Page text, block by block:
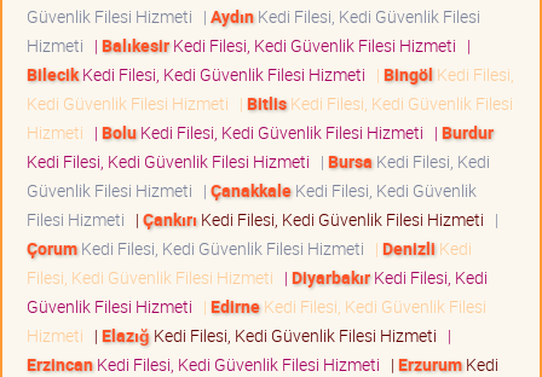
Güvenlik Filesi Hizmeti | AydınKedi Filesi, Kedi Güvenlik Filesi
Hizmeti | BalıkesirKedi Filesi, Kedi Güvenlik Filesi Hizmeti |
BilecikKedi Filesi, Kedi Güvenlik Filesi Hizmeti | Bingöl Kedi Filesi,
Kedi Güvenlik Filesi Hizmeti | BitlisKedi Filesi, Kedi Güvenlik Filesi
Hizmeti | BoluKedi Filesi, Kedi Güvenlik Filesi Hizmeti | Burdur
Kedi Filesi, Kedi Güvenlik Filesi Hizmeti | Bursa Kedi Filesi, Kedi
Güvenlik Filesi Hizmeti | ÇanakkaleKedi Filesi, Kedi Güvenlik
Filesi Hizmeti | Çankırı Kedi Filesi, Kedi Güvenlik Filesi Hizmeti |
ÇorumKedi Filesi, Kedi Güvenlik Filesi Hizmeti | Denizli Kedi
Filesi, Kedi Güvenlik Filesi Hizmeti | DiyarbakırKedi Filesi, Kedi
Güvenlik Filesi Hizmeti | EdirneKedi Filesi, Kedi Güvenlik Filesi
Hizmeti | Elazığ Kedi Filesi, Kedi Güvenlik Filesi Hizmeti |
ErzincanKedi Filesi, Kedi Güvenlik Filesi Hizmeti | ErzurumKedi